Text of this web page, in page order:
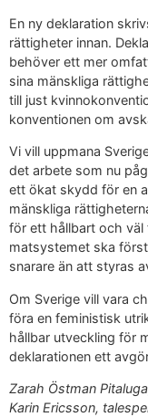
En ny deklaration
rättigheter innan.
behöver ett mer
sina mänskliga
till just
konventionen om
Vi vill uppmana
det arbete som nu
ett ökat skydd för en
mänskliga
för ett hållbart och väl
matsystemet ska
snarare än att styras
Om Sverige vill vara
föra en feministisk
hållbar utveckling för
deklarationen ett
Zarah Östman
Karin Ericsson,